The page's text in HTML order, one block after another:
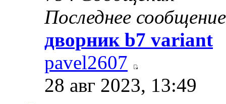
Последнее сообщение
дворник b7 variant
pavel2607
28 авг 2023, 13:49